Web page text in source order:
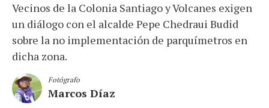
Vecinos de la Colonia Santiago y Volcanes exigen
un diálogo con el alcalde Pepe Chedraui Budid
sobre la no implementación de parquímetros en
dicha zona.
Fotógrafo
Marcos Díaz